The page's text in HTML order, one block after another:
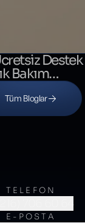
Destek
Bakım
Tüm Bloglar
TELEFON
706 60 64
E-POSTA